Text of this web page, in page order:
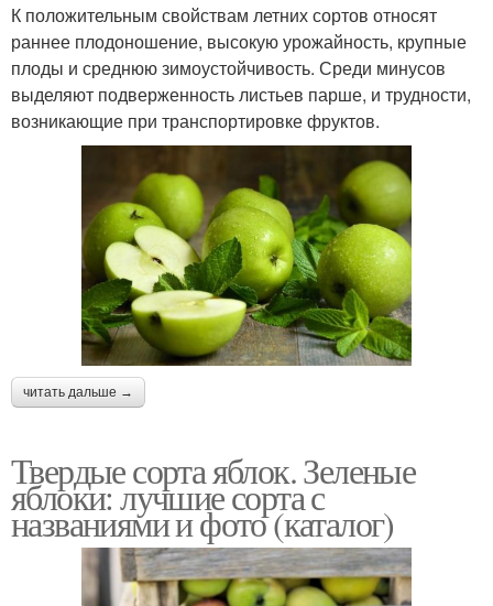
К положительным свойствам летних сортов относят
раннее плодоношение, высокую урожайность, крупные
плоды и среднюю зимоустойчивость. Среди минусов
выделяют подверженность листьев парше, и трудности,
возникающие при транспортировке фруктов.
читать дальше →
Твердые сорта яблок. Зеленые
яблоки: лучшие сорта с
названиями и фото (каталог)